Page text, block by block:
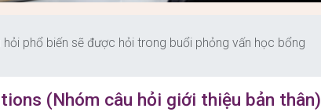
hỏi phổ biến sẽ được hỏi trong buổi phỏng vấn học bổng
(Nhóm câu hỏi giới thiệu bản thân)